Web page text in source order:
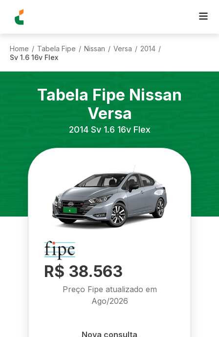
Home / Tabela Fipe / Nissan / Versa / 2014 /
Sv 1.6 16v Flex
Tabela Fipe Nissan
Versa
2014 Sv 1.6 16v Flex
R$ 38.563
Preço Fipe atualizado em
Ago/2026
Nova consulta